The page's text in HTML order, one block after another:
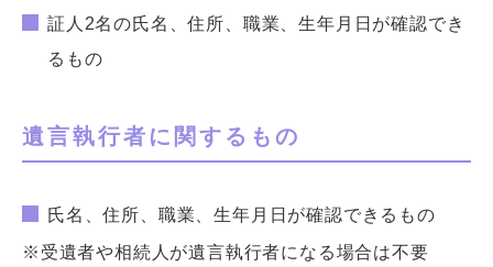
証人2名の氏名、住所、職業、生年月日が確認でき
るもの
遺言執行者に関するもの
氏名、住所、職業、生年月日が確認できるもの
※受遺者や相続人が遺言執行者になる場合は不要